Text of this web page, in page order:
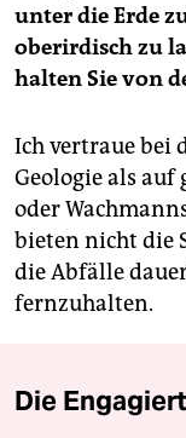
unter die Erde
oberirdisch zu
halten Sie von
Ich vertraue bei
Geologie als auf
oder
bieten nicht die
die Abfälle
fernzuhalten.
Die